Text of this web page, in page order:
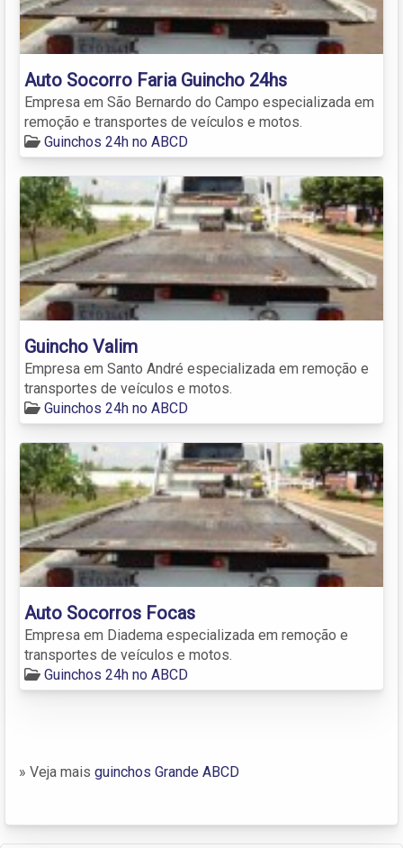
Auto Socorro Faria Guincho 24hs
Empresa em São Bernardo do Campo especializada em
remoção e transportes de veículos e motos.
Guinchos 24h no ABCD
Guincho Valim
Empresa em Santo André especializada em remoção e
transportes de veículos e motos.
Guinchos 24h no ABCD
Auto Socorros Focas
Empresa em Diadema especializada em remoção e
transportes de veículos e motos.
Guinchos 24h no ABCD
» Veja mais guinchos Grande ABCD